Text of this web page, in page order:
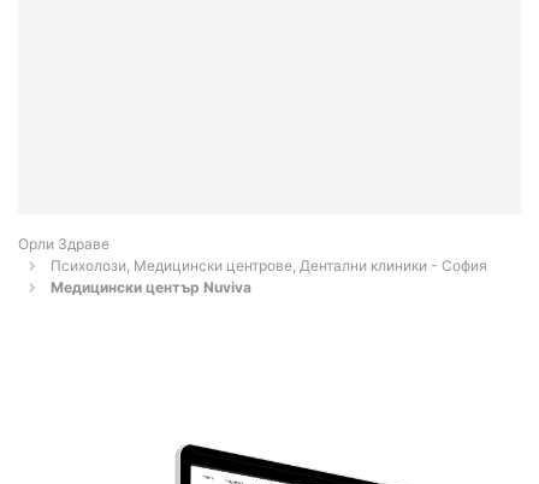
Орли Здраве
Психолози, Медицински центрове, Дентални клиники - София
Медицински център Nuviva